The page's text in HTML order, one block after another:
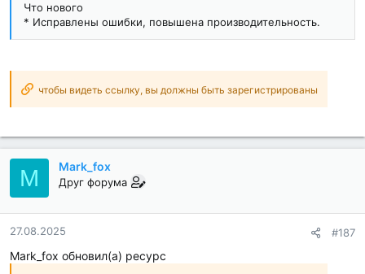
Что нового
* Исправлены ошибки, повышена производительность.
чтобы видеть ссылку, вы должны быть зарегистрированы
M Mark_fox
Друг форума
27.08.2025 #187
Mark_fox обновил(а) ресурс